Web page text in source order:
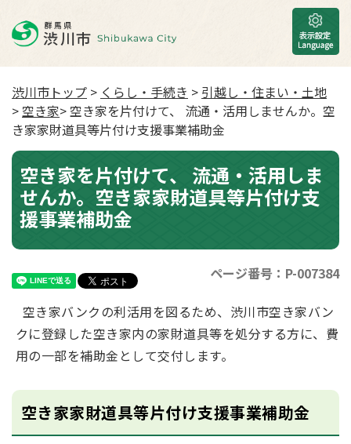
渋川市トップ > くらし・手続き > 引越し・住まい・土地
>空き家> 空き家を片付けて、 流通・活用しませんか。空
き家家財道具等片付け支援事業補助金
空き家を片付けて、 流通・活用しま
せんか。空き家家財道具等片付け支
援事業補助金
ページ番号：P-007384
空き家バンクの利活用を図るため、渋川市空き家バン
クに登録した空き家内の家財道具等を処分する方に、費
用の一部を補助金として交付します。
空き家家財道具等片付け支援事業補助金